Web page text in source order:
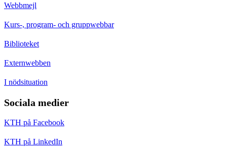
Webbmejl
Kurs-, program- och gruppwebbar
Biblioteket
Externwebben
I nödsituation
Sociala medier
KTH på Facebook
KTH på LinkedIn